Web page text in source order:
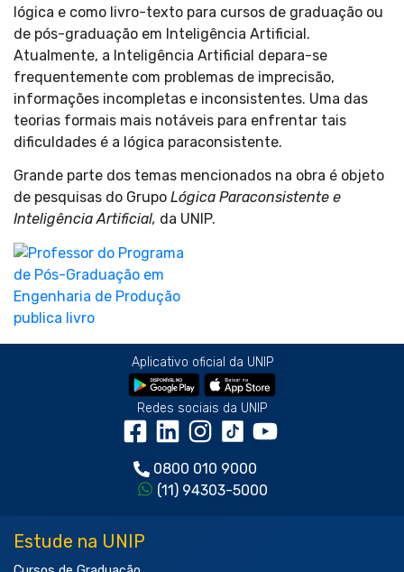
lógica e como livro-texto para cursos de graduação ou
de pós-graduação em Inteligência Artificial.
Atualmente, a Inteligência Artificial depara-se
frequentemente com problemas de imprecisão,
informações incompletas e inconsistentes. Uma das
teorias formais mais notáveis para enfrentar tais
dificuldades é a lógica paraconsistente.
Grande parte dos temas mencionados na obra é objeto
de pesquisas do Grupo Lógica Paraconsistente e
Inteligência Artificial, da UNIP.
Aplicativo oficial da UNIP
Redes sociais da UNIP
0800 010 9000
(11) 94303-5000
Estude na UNIP